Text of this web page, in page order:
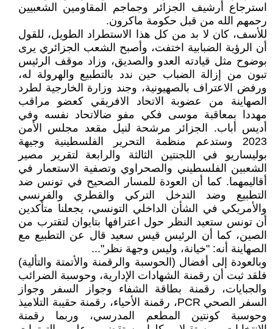
استرجاع أرشيف الجزائر وجماجم المقاومين الشعبيين
رحمهم الله من قبل حكومة ماكرون.
للأسف، كان لا بد من كل هذا الاستطراد الطويل، للقول
أن الرؤية الضبابية اختفت، وأصبح الشعب الجزائري يرى
بوضوح مثل قيادته العدو والصديق، وزاد موقف الرئيس
تبون من إزالة الضباب حين ندد بالتطبيع والهرولة له،
ورفض الاعتراف بالصهيونية، وجند وزارة الخارجية لطرد
الصهاينة من عضوبة الاتحاد الافريقي كعضو مراقب
مهددا بمعاقبة موسى فكي مفو ضالاتحاد نفسه وفي
أديس أباب. الجزائر مرشحة لنيل مقعد مجلس الأمن
2023 وستدعم منظمة التحرير الفلسطينية وجيهة
بوليساريو في اللجنتين الثالثة والرابعة لتقرير مصير
الشعبين الفلسطيني والصحراوي وتصفية الاستعمار في
أقاليمهما. كما أن العودة للمسار الصحيح في تونس ضد
التطبيع وضد التدخل التركي والقطري والفرنسي
والأمريكي في الشأن الداخلي التونسي، يجعلنا متأكدين
أن تونس ستعيد النظر حول اعترافها بتايوان لتقترب من
الصين، كما أن الرئيس قيس سعيد قال عن التطبيع مع
الصهاينة أنه: "خيانة، وليس وجهة نظر"...
وبالعودة إلى أفضال (الحوسبة والرقمنة والأتمتة والتألية)
فلقد ثبت أن رقمنة الشهادات الإدارية، وحوسبة الضرائب
والجبايات، رقمنة بطاقة الشفاء وجواز السفر وجواز
السفر الصحي PCR، رقمنة الأحياء، رقمنة حقيبة التلاميذ
وحوسبة كونتين المطعم المدرسي، وربما رقمنة